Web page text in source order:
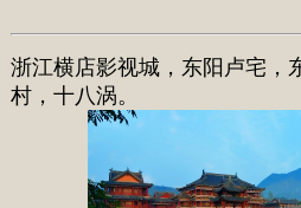
浙江横店影视城，东阳卢宅，
村，十八涡。